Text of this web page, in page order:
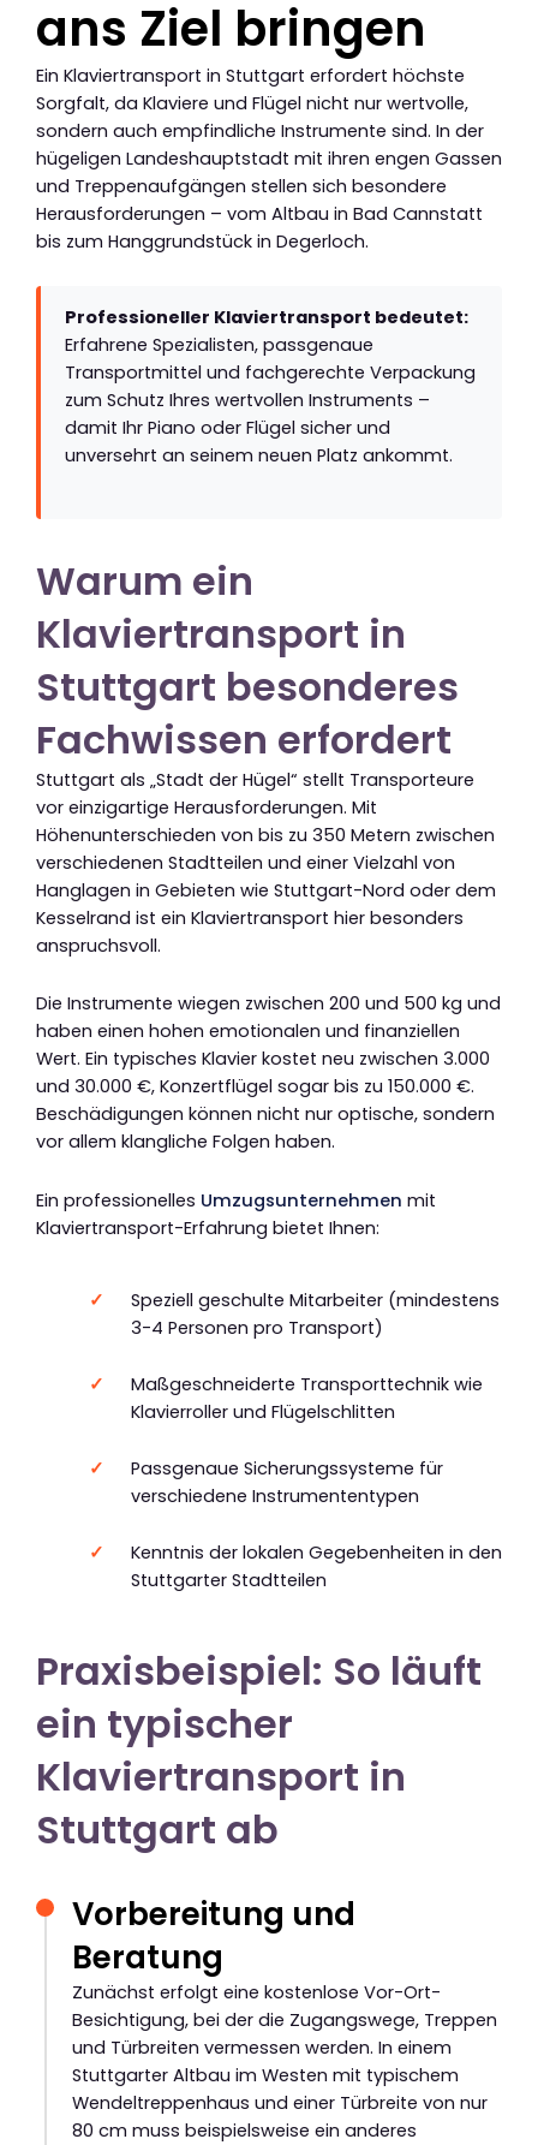
ans Ziel bringen
Ein Klaviertransport in Stuttgart erfordert höchste
Sorgfalt, da Klaviere und Flügel nicht nur wertvolle,
sondern auch empfindliche Instrumente sind. In der
hügeligen Landeshauptstadt mit ihren engen Gassen
und Treppenaufgängen stellen sich besondere
Herausforderungen – vom Altbau in Bad Cannstatt
bis zum Hanggrundstück in Degerloch.
Professioneller Klaviertransport bedeutet:
Erfahrene Spezialisten, passgenaue
Transportmittel und fachgerechte Verpackung
zum Schutz Ihres wertvollen Instruments –
damit Ihr Piano oder Flügel sicher und
unversehrt an seinem neuen Platz ankommt.
Warum ein
Klaviertransport in
Stuttgart besonderes
Fachwissen erfordert
Stuttgart als „Stadt der Hügel“ stellt Transporteure
vor einzigartige Herausforderungen. Mit
Höhenunterschieden von bis zu 350 Metern zwischen
verschiedenen Stadtteilen und einer Vielzahl von
Hanglagen in Gebieten wie Stuttgart-Nord oder dem
Kesselrand ist ein Klaviertransport hier besonders
anspruchsvoll.
Die Instrumente wiegen zwischen 200 und 500 kg und
haben einen hohen emotionalen und finanziellen
Wert. Ein typisches Klavier kostet neu zwischen 3.000
und 30.000 €, Konzertflügel sogar bis zu 150.000 €.
Beschädigungen können nicht nur optische, sondern
vor allem klangliche Folgen haben.
Ein professionelles Umzugsunternehmen mit
Klaviertransport-Erfahrung bietet Ihnen:
Speziell geschulte Mitarbeiter (mindestens
3-4 Personen pro Transport)
Maßgeschneiderte Transporttechnik wie
Klavierroller und Flügelschlitten
Passgenaue Sicherungssysteme für
verschiedene Instrumententypen
Kenntnis der lokalen Gegebenheiten in den
Stuttgarter Stadtteilen
Praxisbeispiel: So läuft
ein typischer
Klaviertransport in
Stuttgart ab
Vorbereitung und
Beratung
Zunächst erfolgt eine kostenlose Vor-Ort-
Besichtigung, bei der die Zugangswege, Treppen
und Türbreiten vermessen werden. In einem
Stuttgarter Altbau im Westen mit typischem
Wendeltreppenhaus und einer Türbreite von nur
80 cm muss beispielsweise ein anderes